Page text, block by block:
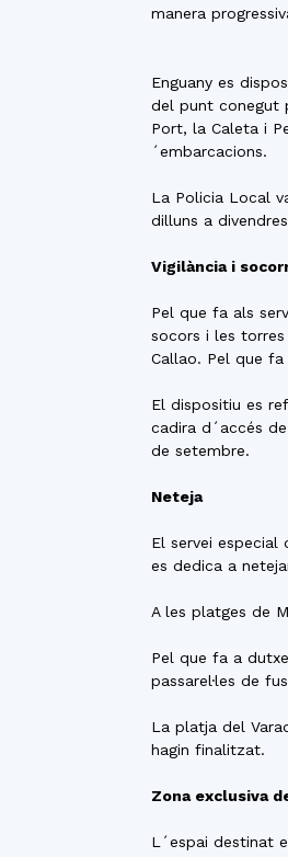
manera
Enguany es
del punt conegut
Port, la Caleta i
´embarcacions.
La Policia Local
dilluns a
Vigilància i
Pel que fa als
socors i les
Callao. Pel que
El dispositiu es
cadira d´accés
de setembre.
Neteja
El servei
es dedica a
A les platges de
Pel que fa a
passarel·les de
La platja del
hagin finalitzat.
Zona exclusiva
L´espai destinat